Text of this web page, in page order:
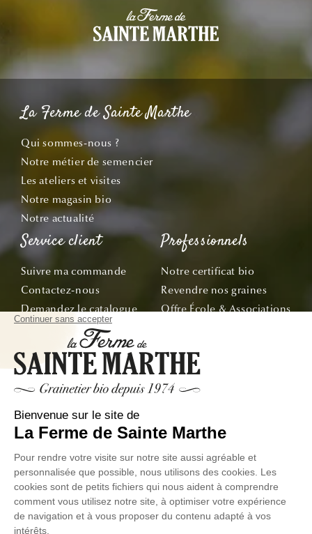
La Ferme de Sainte Marthe
Qui sommes-nous ?
Notre métier de semencier
Les ateliers et visites
Notre magasin bio
Notre actualité
Service client
Suivre ma commande
Contactez-nous
Demandez le catalogue
Bon de commande
Tous nos conseils
Professionnels
Notre certificat bio
Revendre nos graines
Offre École & Associations
Abonnez-vous
E-mail
© La Ferme de Sainte Marthe - Tous droit réservés
Données